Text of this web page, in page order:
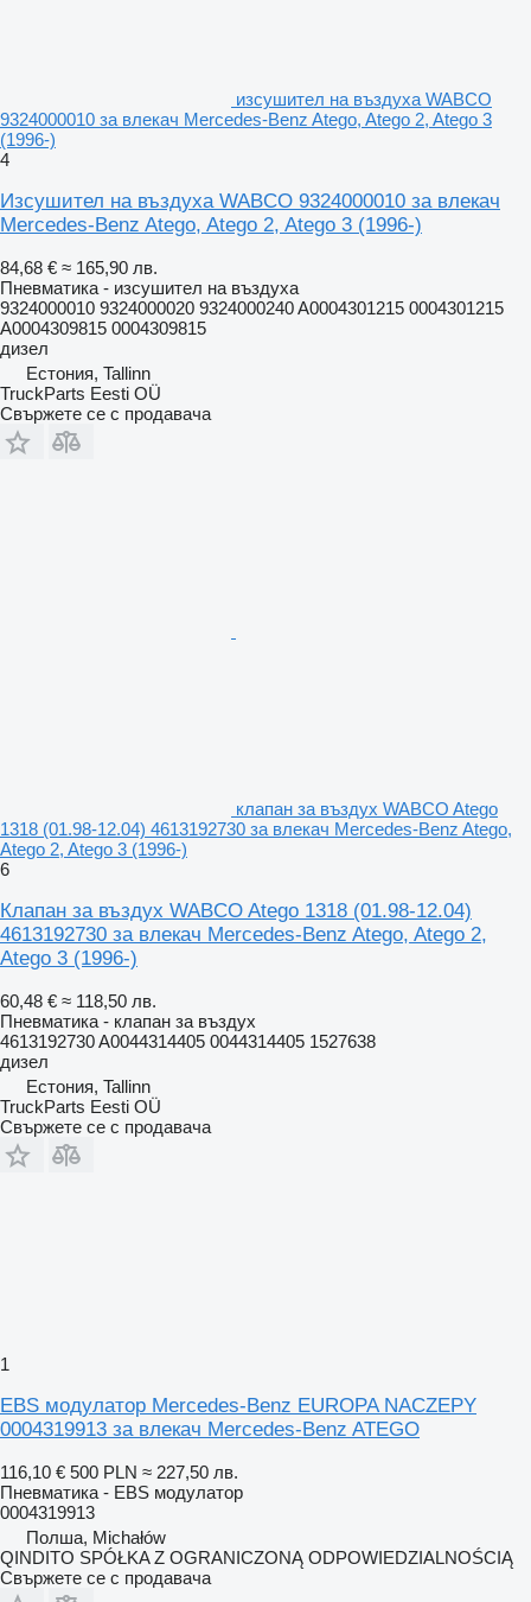
изсушител на въздуха WABCO
9324000010 за влекач Mercedes-Benz Atego, Atego 2, Atego 3
(1996-)
4
Изсушител на въздуха WABCO 9324000010 за влекач
Mercedes-Benz Atego, Atego 2, Atego 3 (1996-)
84,68 € ≈ 165,90 лв.
Пневматика - изсушител на въздуха
9324000010 9324000020 9324000240 A0004301215 0004301215
A0004309815 0004309815
дизел
Естония, Tallinn
TruckParts Eesti OÜ
Свържете се с продавача
клапан за въздух WABCO Atego
1318 (01.98-12.04) 4613192730 за влекач Mercedes-Benz Atego,
Atego 2, Atego 3 (1996-)
6
Клапан за въздух WABCO Atego 1318 (01.98-12.04)
4613192730 за влекач Mercedes-Benz Atego, Atego 2,
Atego 3 (1996-)
60,48 € ≈ 118,50 лв.
Пневматика - клапан за въздух
4613192730 A0044314405 0044314405 1527638
дизел
Естония, Tallinn
TruckParts Eesti OÜ
Свържете се с продавача
1
EBS модулатор Mercedes-Benz EUROPA NACZEPY
0004319913 за влекач Mercedes-Benz ATEGO
116,10 € 500 PLN ≈ 227,50 лв.
Пневматика - EBS модулатор
0004319913
Полша, Michałów
QINDITO SPÓŁKA Z OGRANICZONĄ ODPOWIEDZIALNOŚCIĄ
Свържете се с продавача